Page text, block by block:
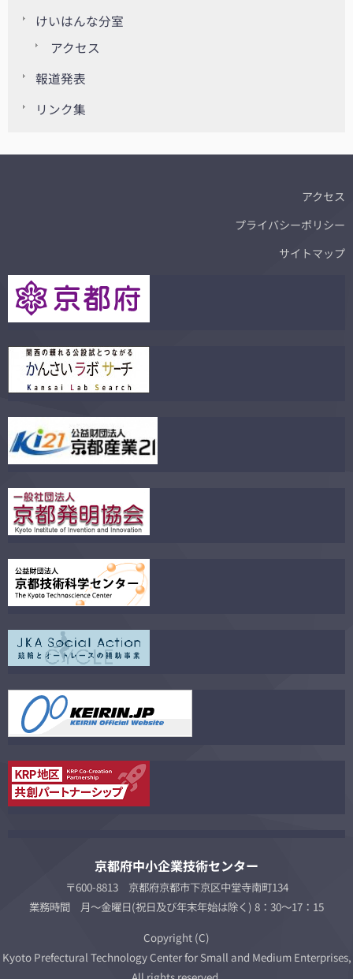
けいはんな分室
アクセス
報道発表
リンク集
アクセス
プライバシーポリシー
サイトマップ
京都府中小企業技術センター
〒600-8813 京都府京都市下京区中堂寺南町134
業務時間 月～金曜日(祝日及び年末年始は除く) 8：30～17：15
Copyright (C)
Kyoto Prefectural Technology Center for Small and Medium Enterprises,